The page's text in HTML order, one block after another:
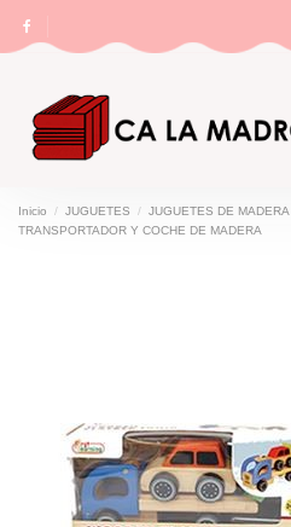
Inicio JUGUETES JUGUETES DE MADERA
TRANSPORTADOR Y COCHE DE MADERA